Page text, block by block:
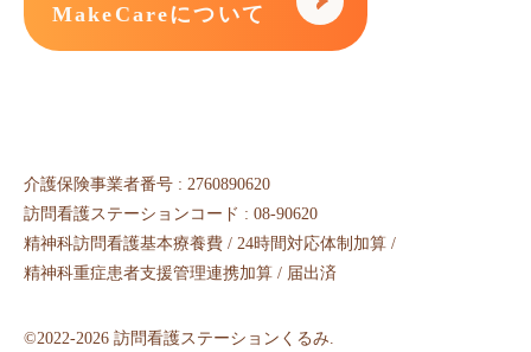
MakeCareについて
介護保険事業者番号 : 2760890620
訪問看護ステーションコード : 08-90620
精神科訪問看護基本療養費 / 24時間対応体制加算 /
精神科重症患者支援管理連携加算 / 届出済
©2022-2026 訪問看護ステーションくるみ.